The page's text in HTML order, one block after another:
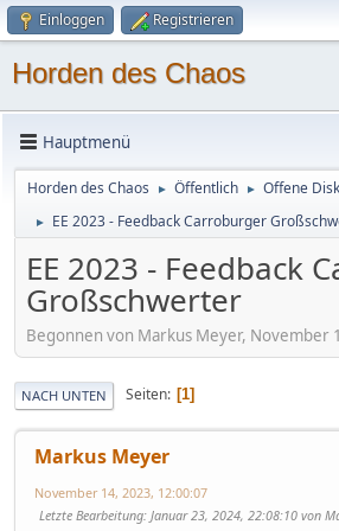
Einloggen Registrieren
Horden des Chaos
Hauptmenü
Horden des Chaos ► Öffentlich ► Offene
► EE 2023 - Feedback Carroburger
EE 2023 - Feedback
Großschwerter
Begonnen von Markus Meyer, November
NACH UNTEN Seiten 1
Markus Meyer
November 14, 2023, 12:00:07
Letzte Bearbeitung: Januar 23, 2024, 22:08:10 von